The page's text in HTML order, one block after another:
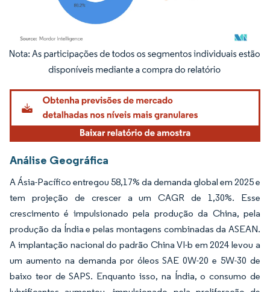
Imagem © Mordor Intelligence. O reuso requer atribuição conforme CC BY 4.0.
Análise Geográfica
A Ásia-Pacífico entregou 58,17% da demanda global em 2025 e
tem projeção de crescer a um CAGR de 1,30%. Esse
crescimento é impulsionado pela produção da China, pela
produção da Índia e pelas montagens combinadas da ASEAN.
A implantação nacional do padrão China VI-b em 2024 levou a
um aumento na demanda por óleos SAE 0W-20 e 5W-30 de
baixo teor de SAPS. Enquanto isso, na Índia, o consumo de